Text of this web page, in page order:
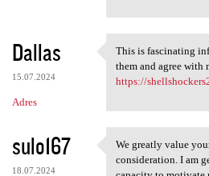
Dallas
15.07.2024
Adres
This is
This is fascinating
them and agree with
https://
sulo167
18.07.2024
We greatly value
We greatly value
consideration. I am